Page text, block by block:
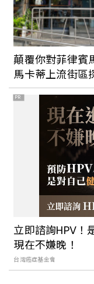
顛覆你對菲律賓
馬卡蒂上流街區
PR
立即諮詢HPV！
現在不嫌晚！
台灣癌症基金會